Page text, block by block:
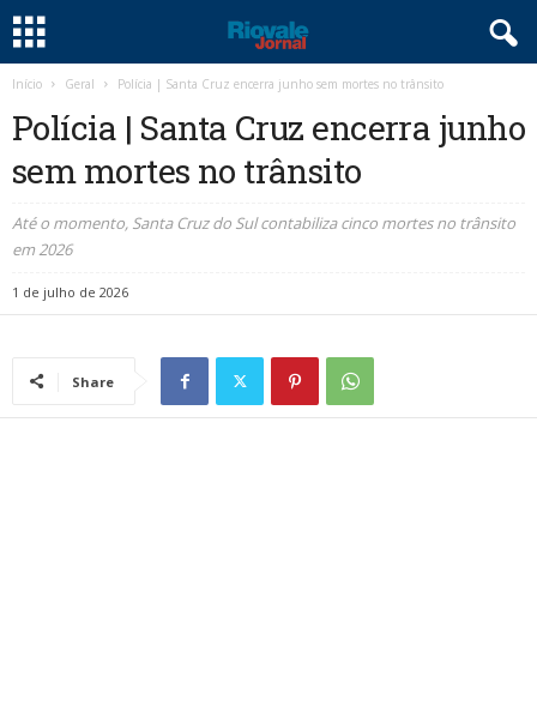
Início Geral Polícia | Santa Cruz encerra junho sem mortes no trânsito
Polícia | Santa Cruz encerra junho
sem mortes no trânsito
Até o momento, Santa Cruz do Sul contabiliza cinco mortes no trânsito
em 2026
1 de julho de 2026
Share